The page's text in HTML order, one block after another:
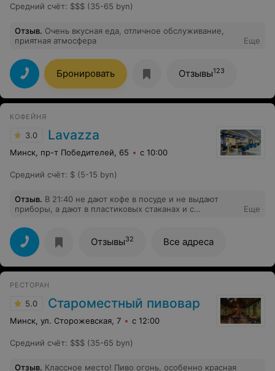
Средний счёт: $$$ (35-65 byn)
Отзыв. Очень вкусная еда, отличное обслуживание,
приятная атмосфера
Еще
Бронировать Отзывы123
КОФЕЙНЯ
3.0 Lavazza
Минск, пр-т Победителей, 65 с 10:00
Средний счёт: $ (5-15 byn)
Отзыв. В 21:40 не дают кофе в посуде и не выдают
приборы, а дают в пластиковых стаканах и с
Испортили все настроение ! Бизнес по-белорусски! А
так очень люблю здесь кофе
Еще
Отзывы32 Все адреса
РЕСТОРАН
5.0 Староместный пивовар
Минск, ул. Сторожевская, 7 с 12:00
Средний счёт: $$$ (35-65 byn)
Отзыв. Классное место! Пиво огонь, особенно красная